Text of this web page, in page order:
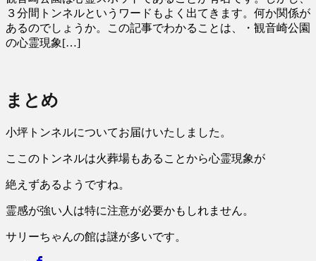
３分間トンネルというワードもよく出てきます。何か関係が
あるのでしょうか。この記事でわかることは、・観音崎公園
の心霊現象[…]
まとめ
小坪トンネルについてお届けいたしました。
ここのトンネルは火葬場もあることから心霊現象が
絶えずあるようですね。
霊感が強い人は特に注意が必要かもしれません。
サリーちゃんの館は謎が多いです。